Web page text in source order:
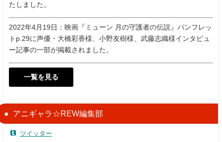
たしました。
2022年4月19日：映画『ミューン 月の守護者の伝説』パンフレッ
トp.29に声優・大橋彩香様、小野友樹様、武藤志織様インタビュ
ー記事の一部が掲載されました。
一覧を見る
アニギャラ☆REW編集部
ツイッター